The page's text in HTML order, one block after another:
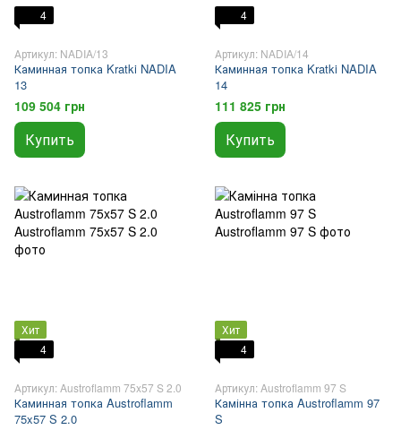
4
Артикул: NADIA/13
Каминная топка Kratki NADIA
13
109 504 грн
Купить
4
Артикул: NADIA/14
Каминная топка Kratki NADIA
14
111 825 грн
Купить
Хит
4
Артикул: Austroflamm 75x57 S 2.0
Каминная топка Austroflamm
75x57 S 2.0
Хит
4
Артикул: Austroflamm 97 S
Камінна топка Austroflamm 97
S